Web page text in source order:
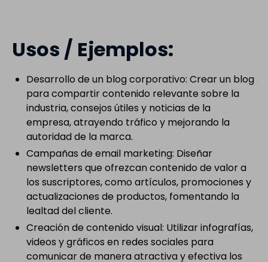
Usos / Ejemplos:
Desarrollo de un blog corporativo: Crear un blog
para compartir contenido relevante sobre la
industria, consejos útiles y noticias de la
empresa, atrayendo tráfico y mejorando la
autoridad de la marca.
Campañas de email marketing: Diseñar
newsletters que ofrezcan contenido de valor a
los suscriptores, como artículos, promociones y
actualizaciones de productos, fomentando la
lealtad del cliente.
Creación de contenido visual: Utilizar infografías,
videos y gráficos en redes sociales para
comunicar de manera atractiva y efectiva los